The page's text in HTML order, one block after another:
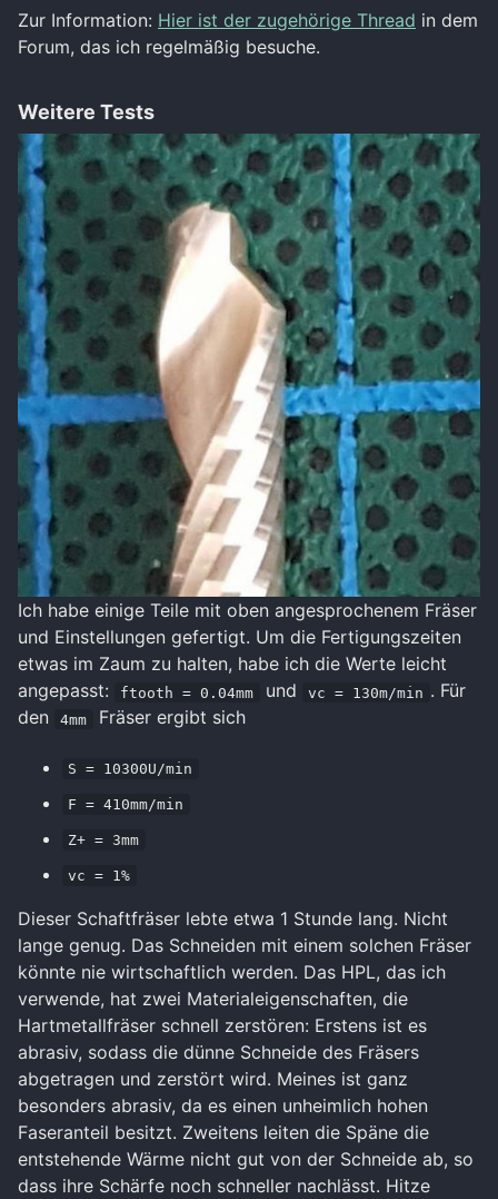
Zur Information: Hier ist der zugehörige Thread in dem
Forum, das ich regelmäßig besuche.
Weitere Tests
Ich habe einige Teile mit oben angesprochenem Fräser
und Einstellungen gefertigt. Um die Fertigungszeiten
etwas im Zaum zu halten, habe ich die Werte leicht
angepasst:
ftooth = 0.04mm und vc = 130m/min . Für
den
4mm Fräser ergibt sich
S = 10300U/min
F = 410mm/min
Z+ = 3mm
vc = 1%
Dieser Schaftfräser lebte etwa 1 Stunde lang. Nicht
lange genug. Das Schneiden mit einem solchen Fräser
könnte nie wirtschaftlich werden. Das HPL, das ich
verwende, hat zwei Materialeigenschaften, die
Hartmetallfräser schnell zerstören: Erstens ist es
abrasiv, sodass die dünne Schneide des Fräsers
abgetragen und zerstört wird. Meines ist ganz
besonders abrasiv, da es einen unheimlich hohen
Faseranteil besitzt. Zweitens leiten die Späne die
entstehende Wärme nicht gut von der Schneide ab, so
dass ihre Schärfe noch schneller nachlässt. Hitze